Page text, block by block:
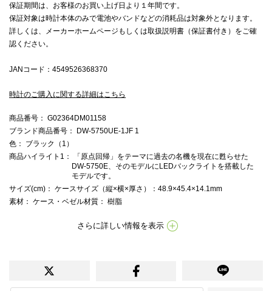
保証期間は、お客様のお買い上げ日より１年間です。
保証対象は時計本体のみで電池やバンドなどの消耗品は対象外となります。
詳しくは、メーカーホームページもしくは取扱説明書（保証書付き）をご確
認ください。
JANコード：4549526368370
時計のご購入に関する詳細はこちら
商品番号 ： G02364DM01158
ブランド商品番号 ： DW-5750UE-1JF 1
色 ： ブラック（1）
商品ハイライト1 ： 「原点回帰」をテーマに過去の名機を現在に甦らせた
DW-5750E、そのモデルにLEDバックライトを搭載した
モデルです。
サイズ(cm) ： ケースサイズ（縦×横×厚さ）：48.9×45.4×14.1mm
素材 ： ケース・ベゼル材質： 樹脂
さらに詳しい情報を表示